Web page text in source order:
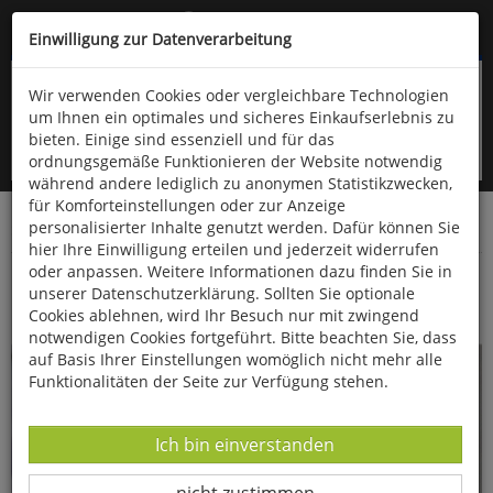
Kompletten Head der Seite überspringen
oder (06766) 9323-960
Startseite Bücher Gesundheit
Das HandHeilbuch
Einwilligung zur Datenverarbeitung
Wir verwenden Cookies oder vergleichbare Technologien
um Ihnen ein optimales und sicheres Einkaufserlebnis zu
bieten. Einige sind essenziell und für das
ordnungsgemäße Funktionieren der Website notwendig
während andere lediglich zu anonymen Statistikzwecken,
für Komforteinstellungen oder zur Anzeige
personalisierter Inhalte genutzt werden. Dafür können Sie
hier Ihre Einwilligung erteilen und jederzeit widerrufen
oder anpassen. Weitere Informationen dazu finden Sie in
unserer Datenschutzerklärung. Sollten Sie optionale
Cookies ablehnen, wird Ihr Besuch nur mit zwingend
notwendigen Cookies fortgeführt. Bitte beachten Sie, dass
auf Basis Ihrer Einstellungen womöglich nicht mehr alle
Funktionalitäten der Seite zur Verfügung stehen.
Datenverarbeitung -
Ich bin einverstanden